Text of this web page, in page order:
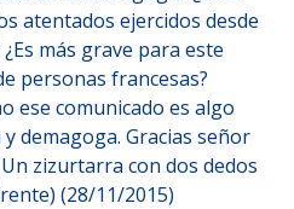
atentados ejercidos desde
más grave para este
personas francesas?
ese comunicado es algo
demagoga. Gracias señor
zizurtarra con dos dedos
(28/11/2015)